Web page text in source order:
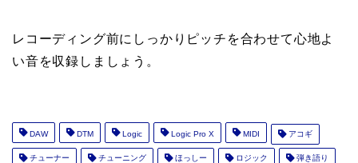
レコーディング前にしっかりピッチを合わせて心地よ
い音を収録しましょう。
DAW DTM Logic Logic Pro X MIDI アコギ
チューナー チューニング ほっしー ロジック 弾き語り